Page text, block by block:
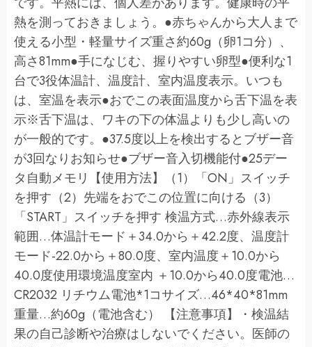
熱を測っておきましょう。●赤ちゃんから大人まで
使える小型・軽量サイズ重さ約60g（卵1コ分）、
高さ81mm●手になじむ、握りやすい卵型●便利な1
台で3役体温計、温度計、室内温度表示。いつも
は、室温を表示●おでこの表面温度から舌下温を表
示※舌下温は、ワキの下の体温よりも少し高いの
が一般的です。●37.5度以上を検出するとブザー音
が3回なりお知らせ●ブザー音入切機能付●25デー
タ自動メモリ【使用方法】（1）「ON」スイッチ
を押す（2）先端をおでこの位置に向ける（3）
「START」スイッチを押す 検温方式…赤外線表示
範囲…体温計モード＋34.0から＋42.2度、温度計
モード-22.0から＋80.0度、室内温度＋10.0から
40.0度使用環境温度室内 ＋10.0から40.0度電池…
CR2032 リチウム電池*1コサイズ…46*40*81mm
重量…約60g（電池含む） 【注意事項】・検温結
果の自己診断や治療はしないでください。医師の